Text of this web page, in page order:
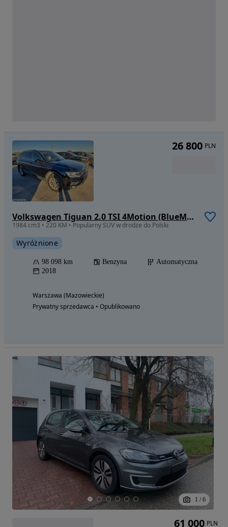
Volkswagen Tiguan 2.0 TSI 4Motion (BlueMotion Technology) DSG Highline
1984 cm3 • 220 KM • Popularny SUV w drodze do Polski
Wyróżnione
98 098 km Benzyna
Automatyczna
2018
Warszawa (Mazowieckie)
Prywatny sprzedawca • Opublikowano
26 800 PLN
1 / 6
61 000 PLN